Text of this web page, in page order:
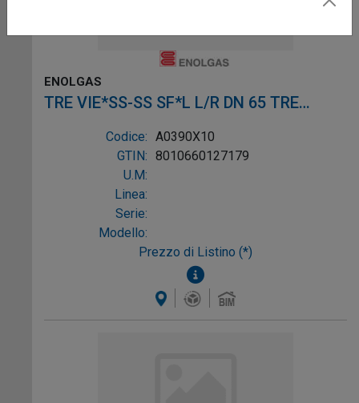
ENOLGAS
TRE VIE*SS-SS SF*L L/R DN 65 TRE
VIE*SS-SS SF*L L/R DN 6
Codice: A0390X10
GTIN: 8010660127179
U.M:
Linea:
Serie:
Modello:
Prezzo di Listino (*)